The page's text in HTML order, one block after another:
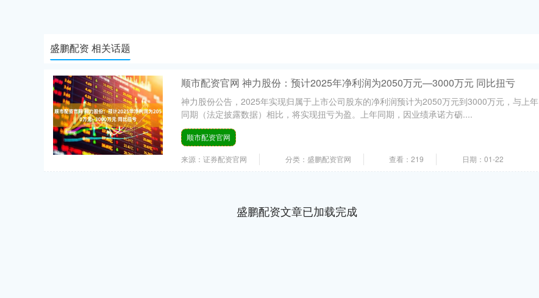
盛鹏配资 相关话题
顺市配资官网 神力股份：预计2025年净利润为2050万元—3000万元 同比扭亏
神力股份公告，2025年实现归属于上市公司股东的净利润预计为2050万元到3000万元，与上年
同期（法定披露数据）相比，将实现扭亏为盈。上年同期，因业绩承诺方砺....
顺市配资官网
来源：证券配资官网 分类：盛鹏配资官网 查看：219 日期：01-22
盛鹏配资文章已加载完成